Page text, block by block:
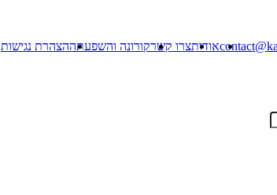
אודותצרו קשרקורונה והשפעתההצהרת נגישות